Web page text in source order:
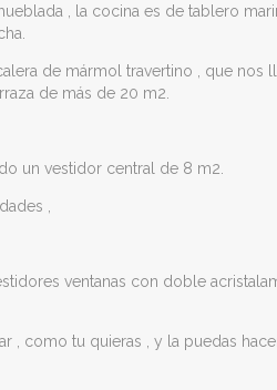
, la cocina es de tablero
de mármol travertino , que
de más de 20 m2.
un vestidor central de 8 m2.
,
ventanas con doble
como tu quieras , y la puedas